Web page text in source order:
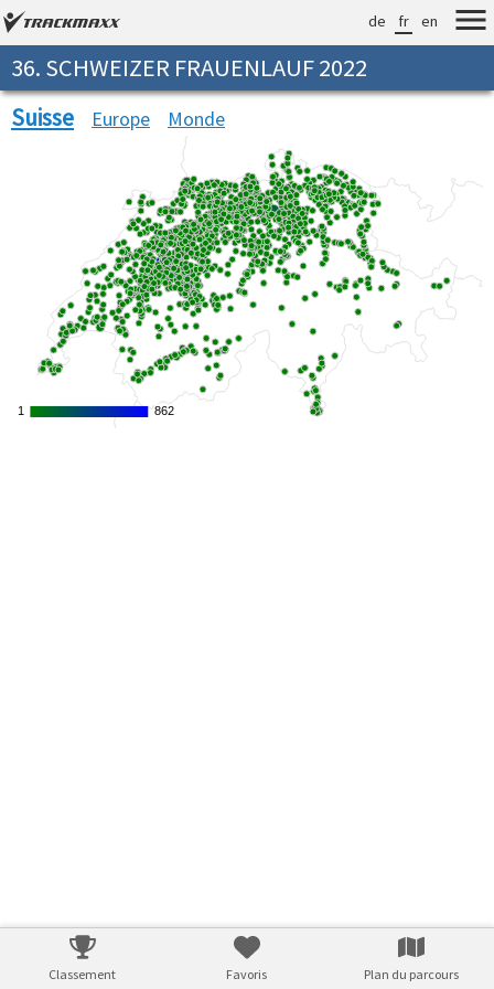
de fr en
36. SCHWEIZER FRAUENLAUF 2022
Suisse Europe Monde
11 862
862
Classement Favoris Plan du parcours